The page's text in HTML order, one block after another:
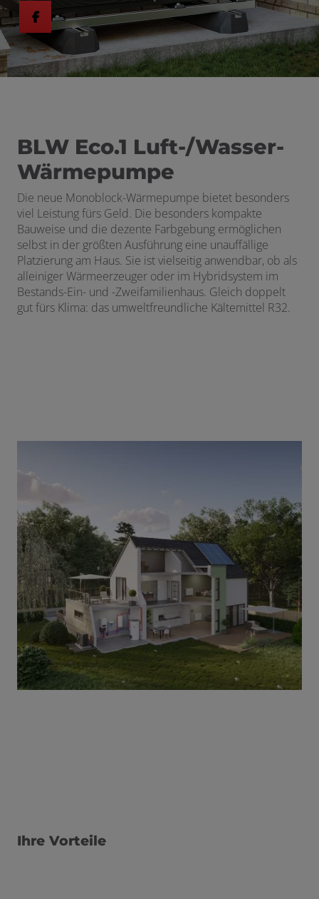
BLW Eco.1 Luft-/Wasser-
Wärmepumpe
Die neue Monoblock-Wärmepumpe bietet besonders
viel Leistung fürs Geld. Die besonders kompakte
Bauweise und die dezente Farbgebung ermöglichen
selbst in der größten Ausführung eine unauffällige
Platzierung am Haus. Sie ist vielseitig anwendbar, ob als
alleiniger Wärmeerzeuger oder im Hybridsystem im
Bestands-Ein- und -Zweifamilienhaus. Gleich doppelt
gut fürs Klima: das umweltfreundliche Kältemittel R32.
Ihre Vorteile